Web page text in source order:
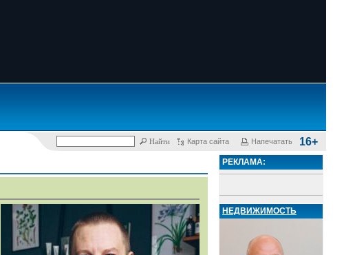
Карта сайта Напечатать 16+
РЕКЛАМА:
НЕДВИЖИМОСТЬ